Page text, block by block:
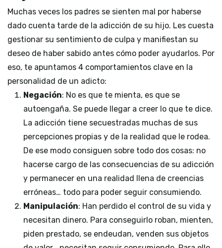
Muchas veces los padres se sienten mal por haberse
dado cuenta tarde de la adicción de su hijo. Les cuesta
gestionar su sentimiento de culpa y manifiestan su
deseo de haber sabido antes cómo poder ayudarlos. Por
eso, te apuntamos 4 comportamientos clave en la
personalidad de un adicto:
Negación: No es que te mienta, es que se
autoengaña. Se puede llegar a creer lo que te dice.
La adicción tiene secuestradas muchas de sus
percepciones propias y de la realidad que le rodea.
De ese modo consiguen sobre todo dos cosas: no
hacerse cargo de las consecuencias de su adicción
y permanecer en una realidad llena de creencias
erróneas… todo para poder seguir consumiendo.
Manipulación: Han perdido el control de su vida y
necesitan dinero. Para conseguirlo roban, mienten,
piden prestado, se endeudan, venden sus objetos